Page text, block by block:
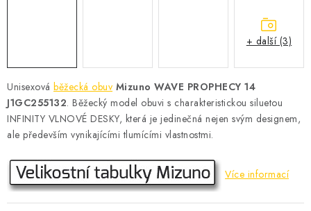
MEGA SLEVY
NOVINKY
NOVINKY INOV-8
Unisexová běžecká obuv Mizuno WAVE PROPHECY 14
J1GC255132. Běžecký model obuvi s charakteristickou siluetou
INFINITY VLNOVÉ DESKY, která je jedinečná nejen svým designem,
ale především vynikajícími tlumícími vlastnostmi.
Více informací
+ další (3)